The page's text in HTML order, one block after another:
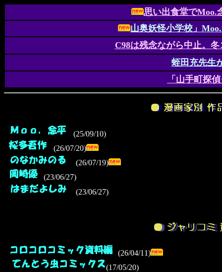
思い出食堂でMoo.
山奥妖怪小学校」
C98は残念ながら中止。
蛭田充先生
「山手町探
(25/09/10)
(26/07/20)
(26/07/19)
(23/06/27)
(23/06/27)
(26/04/11)
(17/05/20)